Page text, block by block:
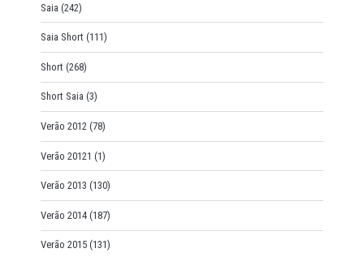
Saia (242)
Saia Short (111)
Short (268)
Short Saia (3)
Verão 2012 (78)
Verão 20121 (1)
Verão 2013 (130)
Verão 2014 (187)
Verão 2015 (131)